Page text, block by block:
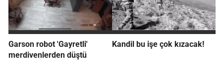
Garson robot 'Gayretli'
merdivenlerden düştü
Kandil bu işe çok kızacak!